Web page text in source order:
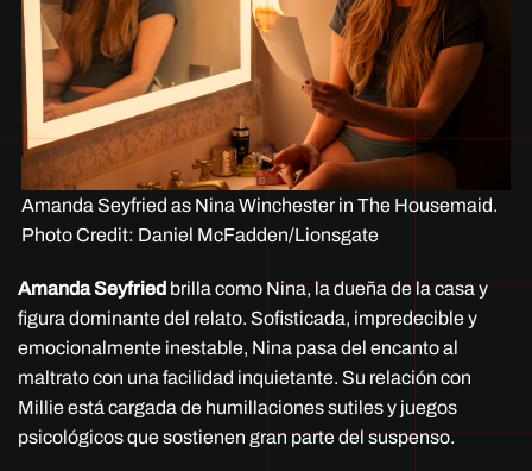
Amanda Seyfried as Nina Winchester in The Housemaid.
Photo Credit: Daniel McFadden/Lionsgate
Amanda Seyfried brilla como Nina, la dueña de la casa y
figura dominante del relato. Sofisticada, impredecible y
emocionalmente inestable, Nina pasa del encanto al
maltrato con una facilidad inquietante. Su relación con
Millie está cargada de humillaciones sutiles y juegos
psicológicos que sostienen gran parte del suspenso.